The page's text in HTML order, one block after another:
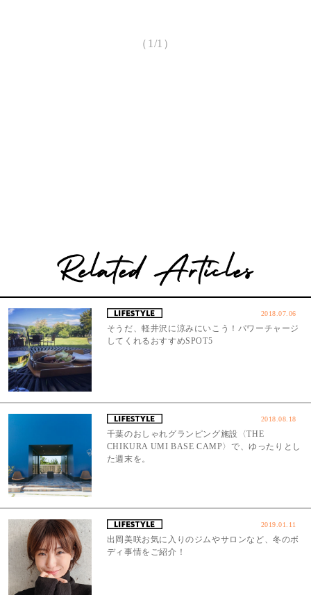
（1/1）
2018.07.06
そうだ、軽井沢に涼みにいこう！パワーチャージ
してくれるおすすめSPOT5
2018.08.18
千葉のおしゃれグランピング施設〈THE
CHIKURA UMI BASE CAMP〉で、ゆったりとし
た週末を。
2019.01.11
出岡美咲お気に入りのジムやサロンなど、冬のボ
ディ事情をご紹介！